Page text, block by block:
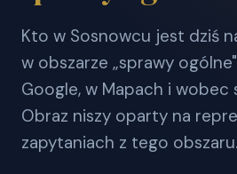
Kto w Sosnowcu jest dziś
w obszarze „sprawy
Google, w Mapach i wobec
Obraz niszy oparty na
zapytaniach z tego obszaru.